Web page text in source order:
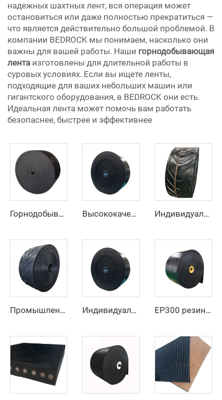
надежных шахтных лент, вся операция может
остановиться или даже полностью прекратиться —
что является действительно большой проблемой. В
компании BEDROCK мы понимаем, насколько они
важны для вашей работы. Наши горнодобывающая
лента изготовлены для длительной работы в
суровых условиях. Если вы ищете ленты,
подходящие для ваших небольших машин или
гигантского оборудования, в BEDROCK они есть.
Идеальная лента может помочь вам работать
безопаснее, быстрее и эффективнее
Горнодобывающий резиновый покровный высокоскоростной регулируемый резиновый ремень Ep конвейерный ремень с фабрики Высококачественный резиновый конвейерный ремень по низкой цене, 4 слоя, ширина 800 мм, EP-конвейерный ремень для горнодобывающей промышленности, карьеров и дробилок для камня Индивидуальный конвейерный ремень U-образного сечения, высокопрочный конвейерный ремень для транспортировки материалов при высоких температурах
Промышленный конвейерный ремень, цена производителя, тяжелый резиновый конвейерный ремень с шевронным рисунком EP250 для горнодобывающей промышленности Индивидуальный антиразрывной полиэстер/нейлоновый конвейерный ремень для дробильной линии карьера для производственных предприятий и розничной торговли EP300 резиновый конвейерный ремень из 3 слоев с высокой устойчивостью к истиранию, шириной 800 мм/1000 мм/1200 мм, для добычи угля